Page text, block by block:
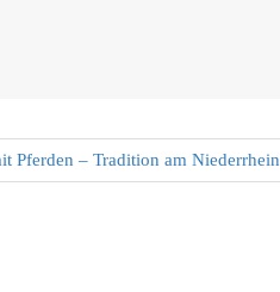
Pferden – Tradition am Niederrhein